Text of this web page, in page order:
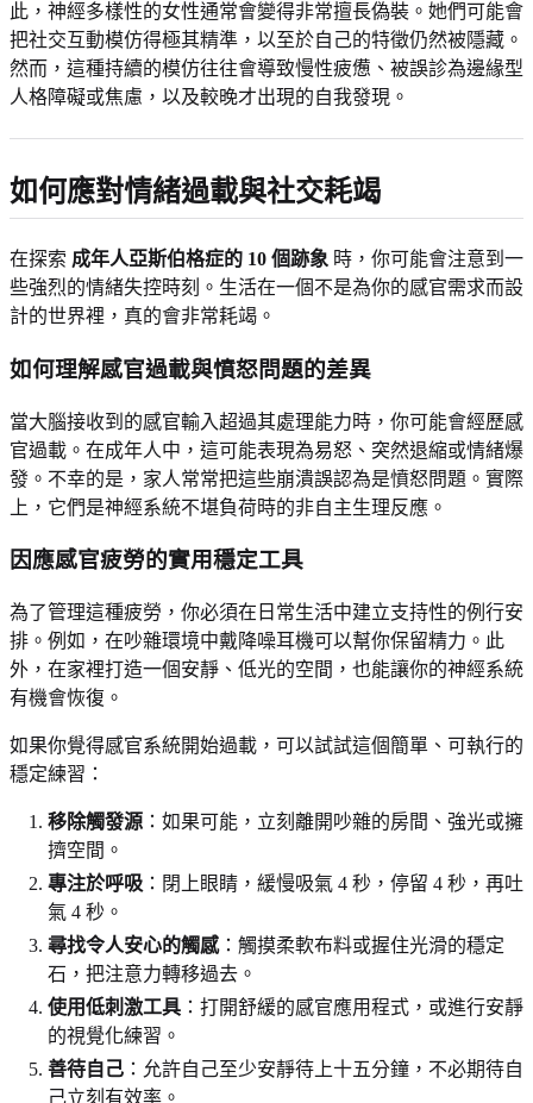
此，神經多樣性的女性通常會變得非常擅長偽裝。她們可能會
把社交互動模仿得極其精準，以至於自己的特徵仍然被隱藏。
然而，這種持續的模仿往往會導致慢性疲憊、被誤診為邊緣型
人格障礙或焦慮，以及較晚才出現的自我發現。
如何應對情緒過載與社交耗竭
在探索 成年人亞斯伯格症的 10 個跡象 時，你可能會注意到一
些強烈的情緒失控時刻。生活在一個不是為你的感官需求而設
計的世界裡，真的會非常耗竭。
如何理解感官過載與憤怒問題的差異
當大腦接收到的感官輸入超過其處理能力時，你可能會經歷感
官過載。在成年人中，這可能表現為易怒、突然退縮或情緒爆
發。不幸的是，家人常常把這些崩潰誤認為是憤怒問題。實際
上，它們是神經系統不堪負荷時的非自主生理反應。
因應感官疲勞的實用穩定工具
為了管理這種疲勞，你必須在日常生活中建立支持性的例行安
排。例如，在吵雜環境中戴降噪耳機可以幫你保留精力。此
外，在家裡打造一個安靜、低光的空間，也能讓你的神經系統
有機會恢復。
如果你覺得感官系統開始過載，可以試試這個簡單、可執行的
穩定練習：
移除觸發源 ：如果可能，立刻離開吵雜的房間、強光或擁
擠空間。
專注於呼吸 ：閉上眼睛，緩慢吸氣 4 秒，停留 4 秒，再吐
氣 4 秒。
尋找令人安心的觸感：觸摸柔軟布料或握住光滑的穩定
石，把注意力轉移過去。
使用低刺激工具 ：打開舒緩的感官應用程式，或進行安靜
的視覺化練習。
善待自己 ：允許自己至少安靜待上十五分鐘，不必期待自
己立刻有效率。